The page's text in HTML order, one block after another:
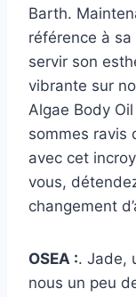
Barth.
référence à
servir son
vibrante sur
Algae Body
sommes ravis
avec cet
vous,
changement
OSEA :. Jade,
nous un peu